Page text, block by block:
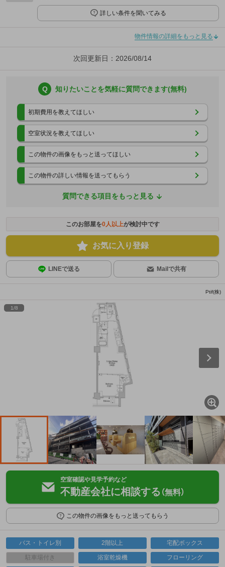
詳しい条件を聞いてみる
物件情報の詳細をもっと見る
次回更新日：2026/08/14
Q 知りたいことを気軽に質問できます(無料)
初期費用を教えてほしい
空室状況を教えてほしい
この物件の画像をもっと送ってほしい
この物件の詳しい情報を送ってもらう
質問できる項目をもっと見る
このお部屋を0人以上が検討中です
お気に入り登録
LINEで送る Mailで共有
Ptif(株)
1/8
空室確認や見学予約など
不動産会社に相談する （無料）
この物件の画像をもっと送ってもらう
バス・トイレ別 2階以上 宅配ボックス
駐車場付き 浴室乾燥機 フローリング